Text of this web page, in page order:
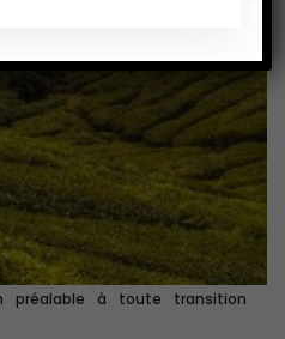
préalable à toute transition